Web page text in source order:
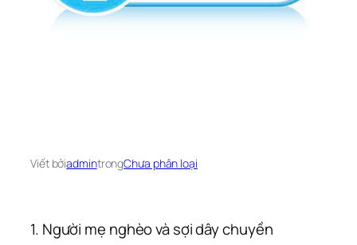
Viết bởiadmintrongChưa phân loại
1. Người mẹ nghèo và sợi dây chuyền